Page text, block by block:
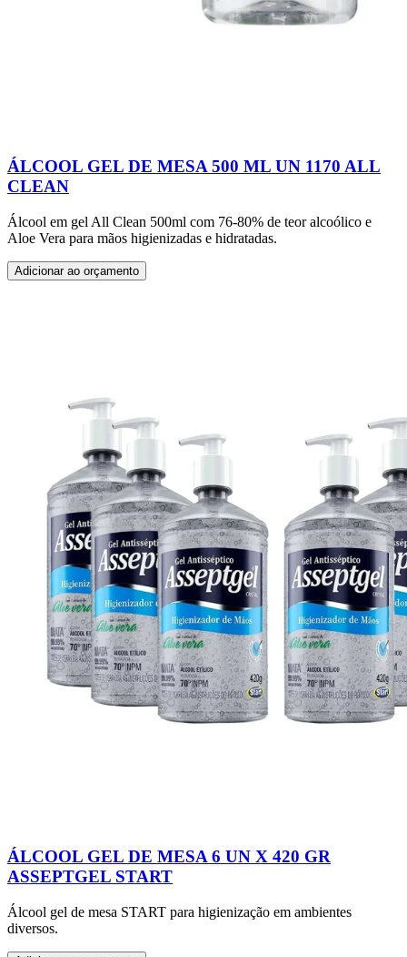
ÁLCOOL GEL DE MESA 500 ML UN 1170 ALL
CLEAN
Álcool em gel All Clean 500ml com 76-80% de teor alcoólico e
Aloe Vera para mãos higienizadas e hidratadas.
Adicionar ao orçamento
ÁLCOOL GEL DE MESA 6 UN X 420 GR
ASSEPTGEL START
Álcool gel de mesa START para higienização em ambientes
diversos.